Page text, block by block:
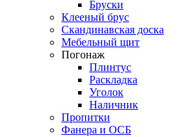
Бруски
Клееный брус
Скандинавская доска
Мебельный щит
Погонаж
Плинтус
Раскладка
Уголок
Наличник
Пропитки
Фанера и ОСБ